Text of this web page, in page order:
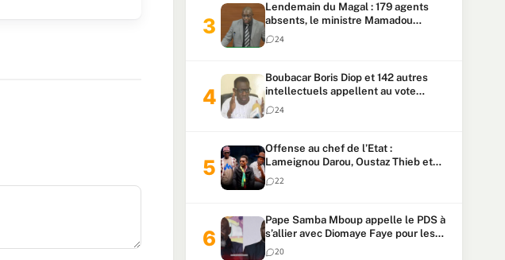
Lendemain du Magal : 179 agents
absents, le ministre Mamadou
Lamine Dianté exige des explications
24
Boubacar Boris Diop et 142 autres
intellectuels appellent au vote
urgent de la révision
constitutionnelle
24
Offense au chef de l’Etat :
Lameignou Darou, Oustaz Thieb et
Ndiaye Touba lourdement
condamnés
22
Pape Samba Mboup appelle le PDS à
s’allier avec Diomaye Faye pour les
locales et tacle Sonko
20